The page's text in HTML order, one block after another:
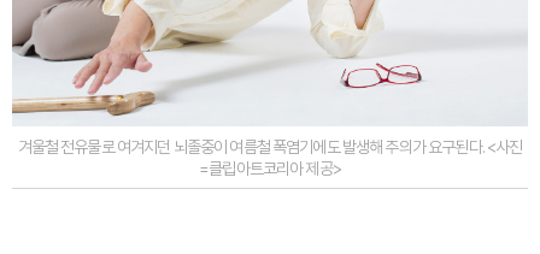
겨울철 전유물로 여겨지던 뇌졸중이 여름철 폭염기에도 발생해 주의가 요구된다. <사진
=클립아트코리아 제공>